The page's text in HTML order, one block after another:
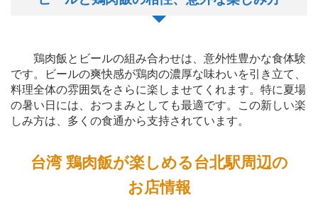
鶏肉飯とビールの組み合わせは、意外性豊かな食体験
です。ビールの爽快感が鶏肉の濃厚な味わいを引き立て、
料理全体の雰囲気をさらに楽しませてくれます。特に夏場
の暑い日には、おつまみとしても最適です。この新しい楽
しみ方は、多くの食通から支持されています。
台湾 鶏肉飯が楽しめる台北駅周辺の
お店情報